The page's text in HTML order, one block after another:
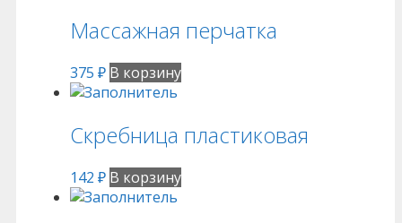
Массажная перчатка
375 ₽ В корзину
Скребница пластиковая
142 ₽ В корзину